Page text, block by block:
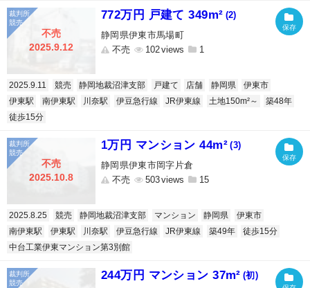
不売
2025.9.12
772万円 戸建て 349m² (2)
静岡県伊東市馬場町
不売
102 1
2025.9.11 競売 静岡地裁沼津支部 戸建て 店舗 静岡県
伊東市
伊東駅
南伊東駅 川奈駅 伊豆急行線 JR伊東線 土地150m²～
築48年
徒歩15分
不売
2025.10.8
1万円 マンション 44m² (3)
静岡県伊東市岡字片倉
不売
503 15
2025.8.25 競売 静岡地裁沼津支部 マンション 静岡県
伊東市
南伊東駅
伊東駅 川奈駅 伊豆急行線 JR伊東線 築49年
徒歩15分
中台工業伊東マンション第3別館
244万円 マンション 37m² (初)